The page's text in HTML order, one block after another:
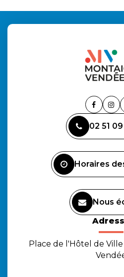
Lien
le
compte
le
02 51 09
Horaires
Nous
Place de l'Hôtel de